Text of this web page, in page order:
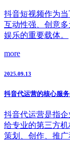
抖音短视频作为
互动性强、创意
娱乐的重要载体。
more
2025.09.13
抖音代运营的核心服
抖音代运营是指
给专业的第三方
策划、创作、推